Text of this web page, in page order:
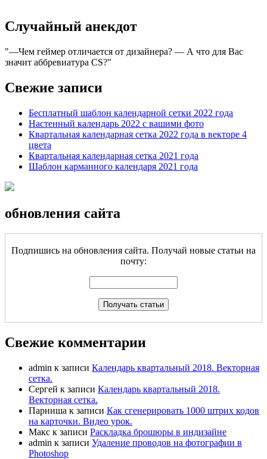
Случайный анекдот
—Чем геймер отличается от дизайнера? — А что для Вас
значит аббревиатура CS?
Свежие записи
Бесплатный шаблон календарной сетки 2022 года
Настенный календарь 2022 с вашими фото
Квартальная календарная сетка 2022 года в векторе 4
цвета
Квартальная календарная сетка 2021 года
Шаблон карманного календаря 2021 года
обновления сайта
Подпишись на обновления сайта. Получай новые статьи на
почту:
Свежие комментарии
admin к записи Календарь квартальный 2018. Векторная
сетка.
Сергей к записи Календарь квартальный 2018.
Векторная сетка.
Парниша к записи Как сгенерировать 1000 штрих кодов
на карточки. Видео урок.
Макс к записи Раскладка брошюры в индизайне
admin к записи Удаление проводов на фотографии в
Photoshop